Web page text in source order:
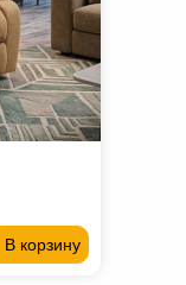
В корзину